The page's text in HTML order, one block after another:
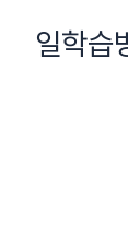
일학습